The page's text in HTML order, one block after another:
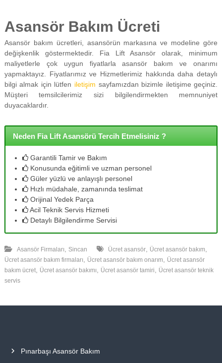
Asansör Bakım Ücreti
Asansör bakım ücretleri, asansörün markasına ve modeline göre
değişkenlik göstermektedir. Fia Lift Asansör olarak, minimum
maliyetlerle çok uygun fiyatlarla asansör bakım ve onarımı
yapmaktayız. Fiyatlarımız ve Hizmetlerimiz hakkında daha detaylı
bilgi almak için lütfen iletişim sayfamızdan bizimle iletişime geçiniz.
Müşteri temsilcilerimiz sizi bilgilendirmekten memnuniyet
duyacaklardır.
Neden Fia Lift Asansörü Tercih Etmelisiniz ?
Garantili Tamir ve Bakım
Konusunda eğitimli ve uzman personel
Güler yüzlü ve anlayışlı personel
Hızlı müdahale, zamanında teslimat
Orijinal Yedek Parça
Acil Teknik Servis Hizmeti
Detaylı Bilgilendirme Servisi
Asansör Firmaları Sincan Ücret asansör, Ücret asansör bakım
Ücret asansör bakım firmaları Ücret asansör bakım onarım
Ücret asansör
bakım ücret, Ücret asansör bakımı Ücret asansör tamiri
Ücret asansör teknik
servis
Pınarbaşı Asansör Bakım